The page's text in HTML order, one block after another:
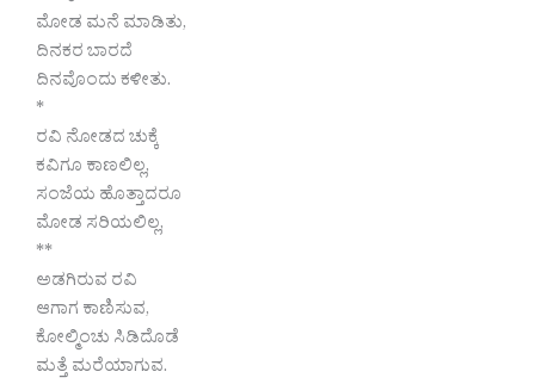
ಮೋಡ ಮನೆ ಮಾಡಿತು,
ದಿನಕರ ಬಾರದೆ
ದಿನವೊಂದು ಕಳೀತು.
*
ರವಿ ನೋಡದ ಚುಕ್ಕೆ
ಕವಿಗೂ ಕಾಣಲಿಲ್ಲ,
ಸಂಜೆಯ ಹೊತ್ತಾದರೂ
ಮೋಡ ಸರಿಯಲಿಲ್ಲ,
**
ಅಡಗಿರುವ ರವಿ
ಆಗಾಗ ಕಾಣಿಸುವ,
ಕೋಲ್ಮಿಂಚು ಸಿಡಿದೊಡೆ
ಮತ್ತೆ ಮರೆಯಾಗುವ.